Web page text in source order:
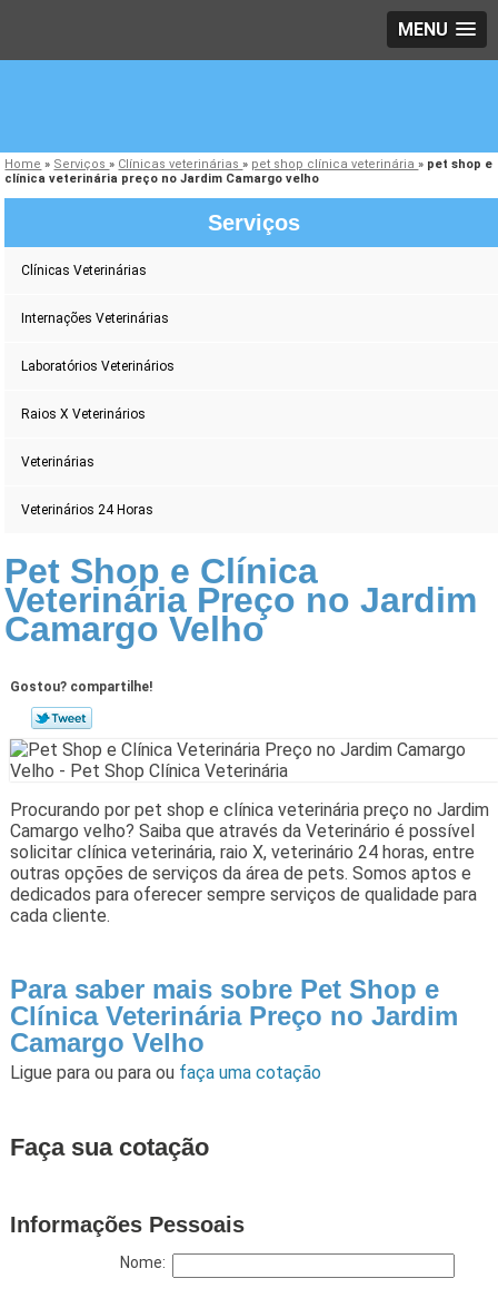
MENU
Home » Serviços» Clínicas veterinárias» pet shop clínica veterinária» pet shop e
clínica veterinária preço no Jardim Camargo velho
Serviços
Clínicas Veterinárias
Internações Veterinárias
Laboratórios Veterinários
Raios X Veterinários
Veterinárias
Veterinários 24 Horas
Pet Shop e Clínica
Veterinária Preço no Jardim
Camargo Velho
Gostou? compartilhe!
Procurando por pet shop e clínica veterinária preço no Jardim
Camargo velho? Saiba que através da Veterinário é possível
solicitar clínica veterinária, raio X, veterinário 24 horas, entre
outras opções de serviços da área de pets. Somos aptos e
dedicados para oferecer sempre serviços de qualidade para
cada cliente.
Para saber mais sobre Pet Shop e
Clínica Veterinária Preço no Jardim
Camargo Velho
Ligue para ou para ou faça uma cotação
Faça sua cotação
Informações Pessoais
Nome: